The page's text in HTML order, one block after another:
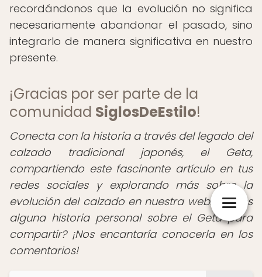
recordándonos que la evolución no significa
necesariamente abandonar el pasado, sino
integrarlo de manera significativa en nuestro
presente.
¡Gracias por ser parte de la
comunidad SiglosDeEstilo!
Conecta con la historia a través del legado del
calzado tradicional japonés, el Geta,
compartiendo este fascinante artículo en tus
redes sociales y explorando más sobre la
evolución del calzado en nuestra web. ¿Tienes
alguna historia personal sobre el Geta para
compartir? ¡Nos encantaría conocerla en los
comentarios!